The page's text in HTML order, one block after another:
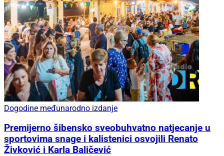
Dogodine međunarodno izdanje
Premijerno šibensko sveobuhvatno natjecanje u
sportovima snage i kalistenici osvojili Renato
Živković i Karla Baličević